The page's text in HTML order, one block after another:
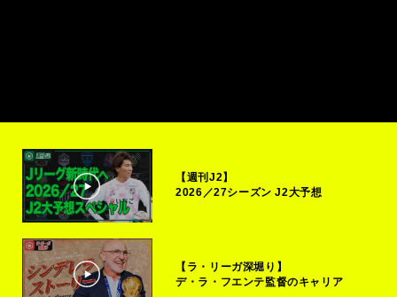
【週刊J2】
2026／27シーズン J2大予想
【ラ・リーガ深堀り】
デ・ラ・フエンテ監督のキャリア